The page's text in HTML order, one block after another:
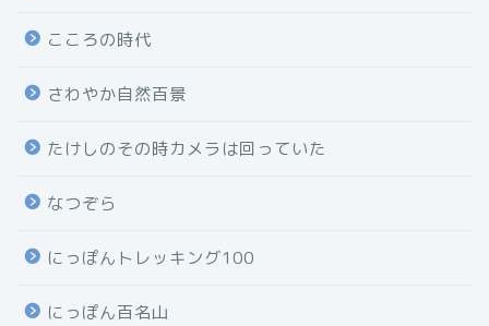
こころの時代
さわやか自然百景
たけしのその時カメラは回っていた
なつぞら
にっぽんトレッキング100
にっぽん百名山